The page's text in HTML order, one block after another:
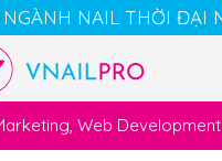
NAIL THỜI ĐẠI
Account
Web